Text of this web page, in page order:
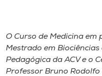
Biblioteca
Editora
O Curso de Medicina
Mestrado em Biociências
Pedagógica da ACV e o
Professor Bruno Rodolfo